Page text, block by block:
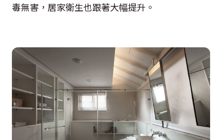
毒無害，居家衛生也跟著大幅提升。